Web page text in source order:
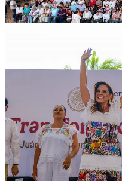
el 5 de octubre se hará en el
Claudia Sheinbaum informó
resultados: en 36 años de
desigualdad. En tan solo 6
millones de mexicanos